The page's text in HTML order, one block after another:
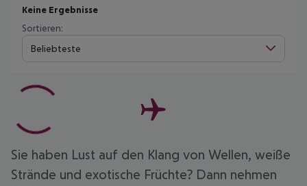
Keine Ergebnisse
Sortieren:
Beliebteste
Sie haben Lust auf den Klang von Wellen, weiße
Strände und exotische Früchte? Dann nehmen